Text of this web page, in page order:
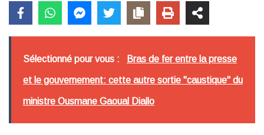
Sélectionné pour vous : Bras de fer entre la presse
et le gouvernement: cette autre sortie "caustique" du
ministre Ousmane Gaoual Diallo